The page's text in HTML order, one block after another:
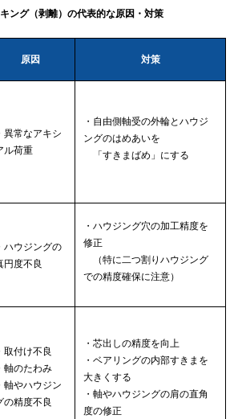
ング（剥離）の代表的な原因・対策
原因 対策
異常なアキシ
ル荷重
・自由側軸受の外輪とハウジ
ングのはめあいを
「すきまばめ」にする
ハウジングの
円度不良
・ハウジング穴の加工精度を
修正
（特に二つ割りハウジング
での精度確保に注意）
取付け不良
軸のたわみ
軸やハウジン
の精度不良
・芯出しの精度を向上
・ベアリングの内部すきまを
大きくする
・軸やハウジングの肩の直角
度の修正